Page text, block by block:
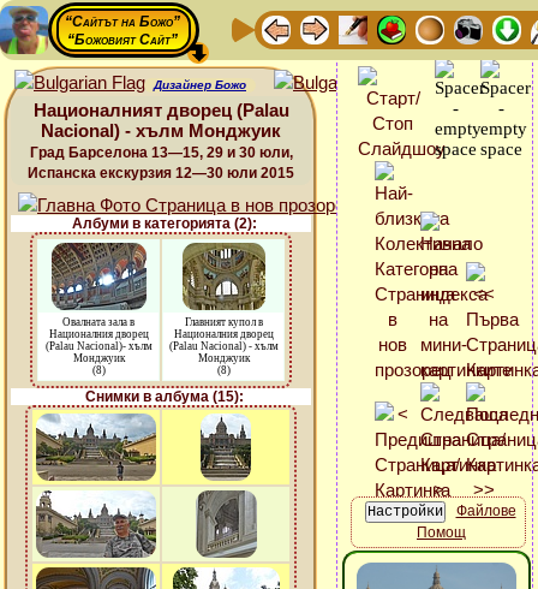
“Сайтът на Божо”
“Божовият Сайт”
Дизайнер Божо
Националният дворец (Palau
Nacional) - хълм Монджуик
Град Барселона 13—15, 29 и 30 юли,
Испанска екскурзия 12—30 юли 2015
Албуми в категорията (2):
Овалната зала в
Националния дворец
(Palau Nacional)- хълм
Монджуик
(8)
Главният купол в
Националния дворец
(Palau Nacional) - хълм
Монджуик
(8)
Снимки в албума (15):
Файлове
Помощ